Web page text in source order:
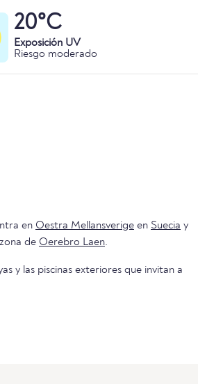
20°C
Exposición UV
Riesgo moderado
en Oestra Mellansverige en Suecia y
de Oerebro Laen.
y las piscinas exteriores que invitan a